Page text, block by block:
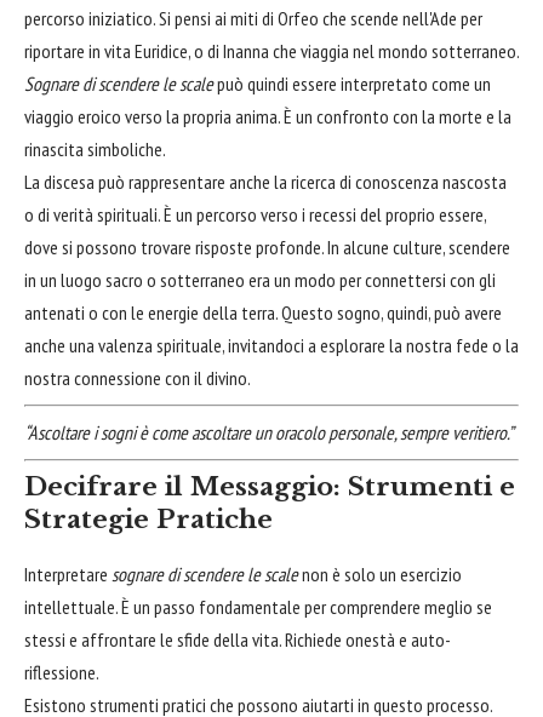
percorso iniziatico. Si pensi ai miti di Orfeo che scende nell'Ade per
riportare in vita Euridice, o di Inanna che viaggia nel mondo sotterraneo.
Sognare di scendere le scalepuò quindi essere interpretato come un
viaggio eroico verso la propria anima. È un confronto con la morte e la
rinascita simboliche.
La discesa può rappresentare anche la ricerca di conoscenza nascosta
o di verità spirituali. È un percorso verso i recessi del proprio essere,
dove si possono trovare risposte profonde. In alcune culture, scendere
in un luogo sacro o sotterraneo era un modo per connettersi con gli
antenati o con le energie della terra. Questo sogno, quindi, può avere
anche una valenza spirituale, invitandoci a esplorare la nostra fede o la
nostra connessione con il divino.
“Ascoltare i sogni è come ascoltare un oracolo personale, sempre veritiero.”
Decifrare il Messaggio: Strumenti e
Strategie Pratiche
Interpretare sognare di scendere le scalenon è solo un esercizio
intellettuale. È un passo fondamentale per comprendere meglio se
stessi e affrontare le sfide della vita. Richiede onestà e auto-
riflessione.
Esistono strumenti pratici che possono aiutarti in questo processo.